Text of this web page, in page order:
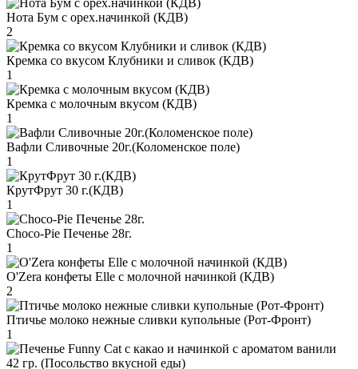
Нота Бум с орех.начинкой (КДВ)
2
Кремка со вкусом Клубники и сливок (КДВ)
1
Кремка с молочным вкусом (КДВ)
1
Вафли Сливочные 20г.(Коломенское поле)
1
КрутФрут 30 г.(КДВ)
1
Choco-Pie Печенье 28г.
1
O'Zera конфеты Elle с молочной начинкой (КДВ)
2
Птичье молоко нежные сливки купольные (Рот-Фронт)
1